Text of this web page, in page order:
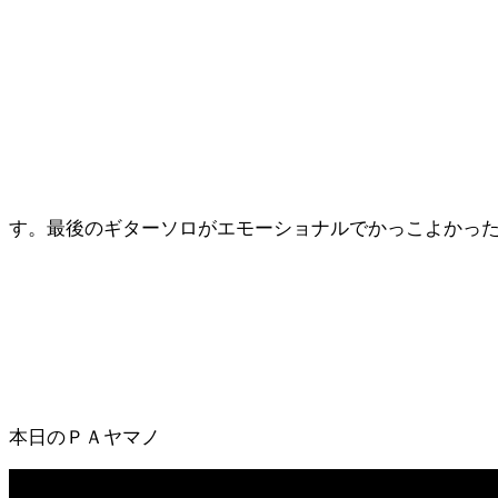
す。最後のギターソロがエモーショナルでかっこよかっ
本日のＰＡヤマノ